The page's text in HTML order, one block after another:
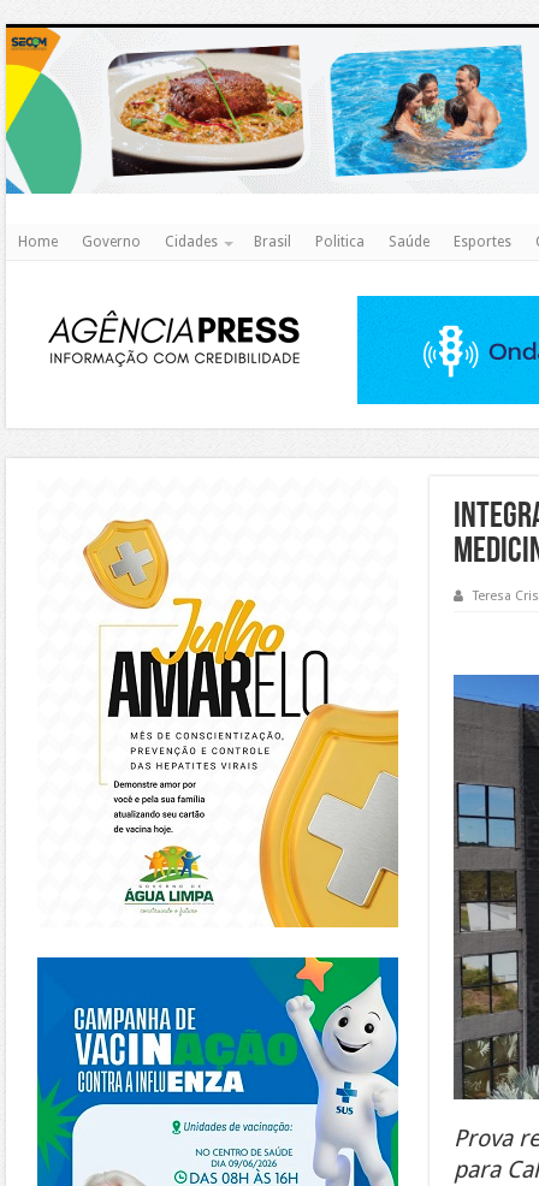
Home Governo Cidades Brasil Politica Saúde Esportes
Teresa
Prova
para
https://piracanjuba.go.gov.br/